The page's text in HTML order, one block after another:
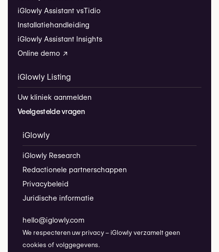
iGlowly Assistant vsTidio
Installatiehandleiding
iGlowly Assistant Insights
Online demo ↗
iGlowly Listing
Uw kliniek aanmelden
Veelgestelde vragen
iGlowly
iGlowly Research
Redactionele partnerschappen
Privacybeleid
Juridische informatie
hello@iglowly.com
We respecteren uw privacy – iGlowly verzamelt geen
cookies of volggegevens.